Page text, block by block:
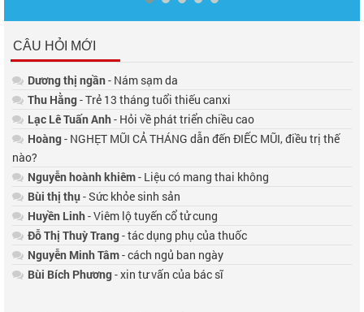
CÂU HỎI MỚI
Dương thị ngần- Nám sạm da
Thu Hằng- Trẻ 13 tháng tuổi thiếu canxi
Lạc Lê Tuấn Anh- Hỏi về phát triển chiều cao
Hoàng- NGHẸT MŨI CẢ THÁNG dẫn đến ĐIẾC MŨI, điều trị thế
nào?
Nguyễn hoành khiêm- Liệu có mang thai không
Bùi thị thụ- Sức khỏe sinh sản
Huyền Linh- Viêm lộ tuyến cổ tử cung
Đỗ Thị Thuỳ Trang- tác dụng phụ của thuốc
Nguyễn Minh Tâm- cách ngủ ban ngày
Bùi Bích Phương- xin tư vấn của bác sĩ